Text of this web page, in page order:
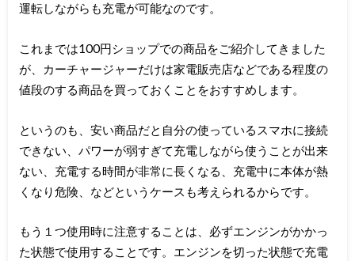
運転しながらも充電が可能なのです。
これまでは100円ショップでの商品をご紹介してきました
が、カーチャージャーだけは家電販売店などである程度の
値段のする商品を買っておくことをおすすめします。
というのも、安い商品だと自分の使っているスマホに接続
できない、パワーが弱すぎて充電しながら使うことが出来
ない、充電する時間が非常に長くなる、充電中に本体が熱
くなり危険、などというケースも考えられるからです。
もう１つ使用時に注意することは、必ずエンジンがかかっ
た状態で使用することです。エンジンを切った状態で充電